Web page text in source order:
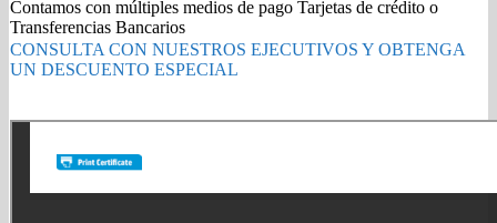
W1330X
408DN
Negro
15,000
original
Contamos con múltiples medios de pago Tarjetas de crédito o
Transferencias Bancarios
CONSULTA CON NUESTROS EJECUTIVOS Y OBTENGA
UN DESCUENTO ESPECIAL